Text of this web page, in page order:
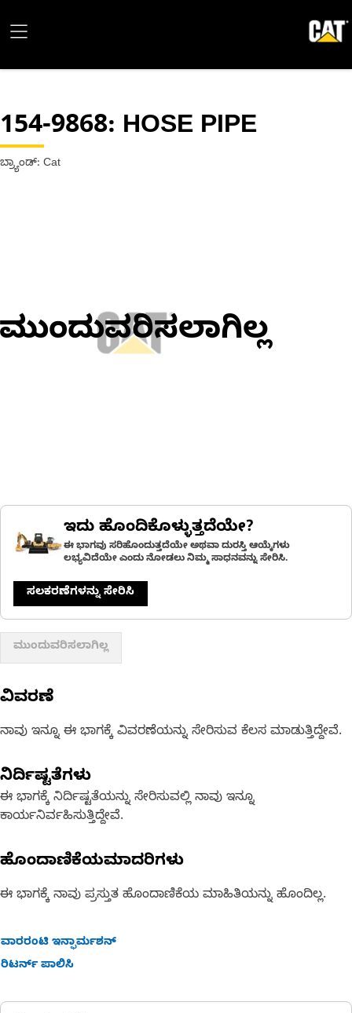
154-9868: HOSE PIPE
ಬ್ರ್ಯಾಂಡ್: Cat
ಮುಂದುವರಿಸಲಾಗಿಲ್ಲ
ಇದು ಹೊಂದಿಕೊಳ್ಳುತ್ತದೆಯೇ?
ಈ ಭಾಗವು ಸರಿಹೊಂದುತ್ತದೆಯೇ ಅಥವಾ ದುರಸ್ತಿ ಆಯ್ಕೆಗಳು
ಲಭ್ಯವಿದೆಯೇ ಎಂದು ನೋಡಲು ನಿಮ್ಮ ಸಾಧನವನ್ನು ಸೇರಿಸಿ.
ಸಲಕರಣೆಗಳನ್ನು ಸೇರಿಸಿ
ಮುಂದುವರಿಸಲಾಗಿಲ್ಲ
ವಿವರಣೆ
ನಾವು ಇನ್ನೂ ಈ ಭಾಗಕ್ಕೆ ವಿವರಣೆಯನ್ನು ಸೇರಿಸುವ ಕೆಲಸ ಮಾಡುತ್ತಿದ್ದೇವೆ.
ನಿರ್ದಿಷ್ಟತೆಗಳು
ಈ ಭಾಗಕ್ಕೆ ನಿರ್ದಿಷ್ಟತೆಯನ್ನು ಸೇರಿಸುವಲ್ಲಿ ನಾವು ಇನ್ನೂ
ಕಾರ್ಯನಿರ್ವಹಿಸುತ್ತಿದ್ದೇವೆ.
ಹೊಂದಾಣಿಕೆಯಮಾದರಿಗಳು
ಈ ಭಾಗಕ್ಕೆ ನಾವು ಪ್ರಸ್ತುತ ಹೊಂದಾಣಿಕೆಯ ಮಾಹಿತಿಯನ್ನು ಹೊಂದಿಲ್ಲ.
ವಾರರಂಟಿ ಇನ್ಫಾರ್ಮಶನ್
ರಿಟರ್ನ್ ಪಾಲಿಸಿ